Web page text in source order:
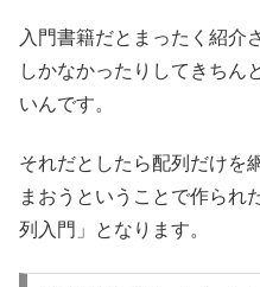
入門書籍だとまったく紹介
しかなかったりしてきちん
いんです。
それだとしたら配列だけを
まおうということで作られ
列入門」となります。